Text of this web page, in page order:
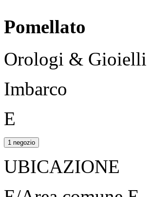
Pomellato
Orologi & Gioielli
Imbarco
E
1 negozio
UBICAZIONE